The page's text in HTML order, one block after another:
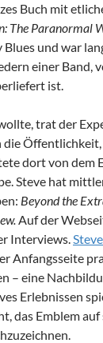
Buch mit
The Paranormal
und war
einer Band,
ist.
trat der
die
dort von dem
Steve hat
Beyond the
Auf der
Interviews.
Anfangsseite
– eine
Erlebnissen
das Emblem